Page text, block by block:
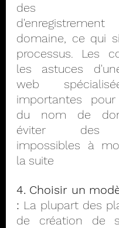
des
domaine, ce qui
processus. Les
les astuces
web
importantes
du nom de
éviter des
impossibles à
la suite
4. Choisir un
: La plupart des
de création de